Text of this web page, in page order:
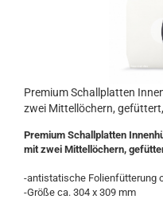
Premium Schallplatten
zwei Mittellöchern,
Premium Schallplatten
mit zwei Mittellöchern,
-antistatische Folienfütterung
-Größe ca. 304 x 309 mm